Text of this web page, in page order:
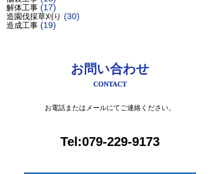
解体工事 (17)
造園伐採草刈り (30)
造成工事 (19)
お問い合わせ
CONTACT
お電話またはメールにてご連絡ください。
Tel:079-229-9173